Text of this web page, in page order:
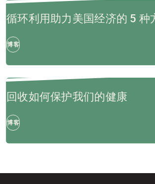
循环利用助力美国经济的 5 种
博客
回收如何保护我们的健康
博客